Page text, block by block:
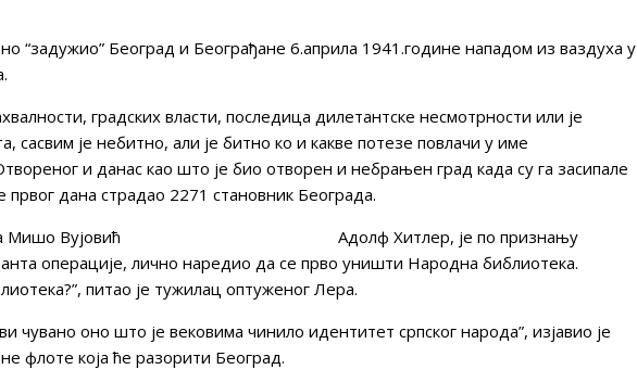
“задужио” Београд и Београђане 6.априла 1941.године нападом из ваздуха у
градских власти, последица дилетантске несмотрности или је
сасвим је небитно, али је битно ко и какве потезе повлачи у име
и данас као што је био отворен и небрањен град када су га засипале
првог дана страдао 2271 становник Београда.
Адолф Хитлер, је по признању
операције, лично наредио да се прво уништи Народна библиотека.
питао је тужилац оптуженог Лера.
чувано оно што је вековима чинило идентитет српског народа”, изјавио је
флоте која ће разорити Београд.